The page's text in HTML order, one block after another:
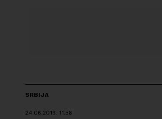
SRBIJA
24.06.2016. 11:58